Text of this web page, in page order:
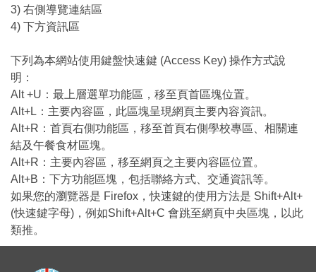
3) 右側導覽連結區
4) 下方資訊區
下列為本網站使用鍵盤快速鍵 (Access Key) 操作方式說
明：
Alt +U：最上層選單功能區，移至頁首區塊位置。
Alt+L：主要內容區，此區塊呈現網頁主要內容資訊。
Alt+R：首頁右側功能區，移至首頁右側學校專區、相關連
結及午餐食材區塊。
Alt+R：主要內容區，移至網頁之主要內容區位置。
Alt+B：下方功能區塊，包括聯絡方式、交通資訊等。
如果您的瀏覽器是 Firefox，快速鍵的使用方法是 Shift+Alt+
(快速鍵字母)，例如Shift+Alt+C 會跳至網頁中央區塊，以此
類推。